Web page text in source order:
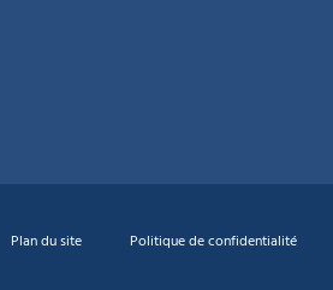
Plan du site Politique de confidentialité